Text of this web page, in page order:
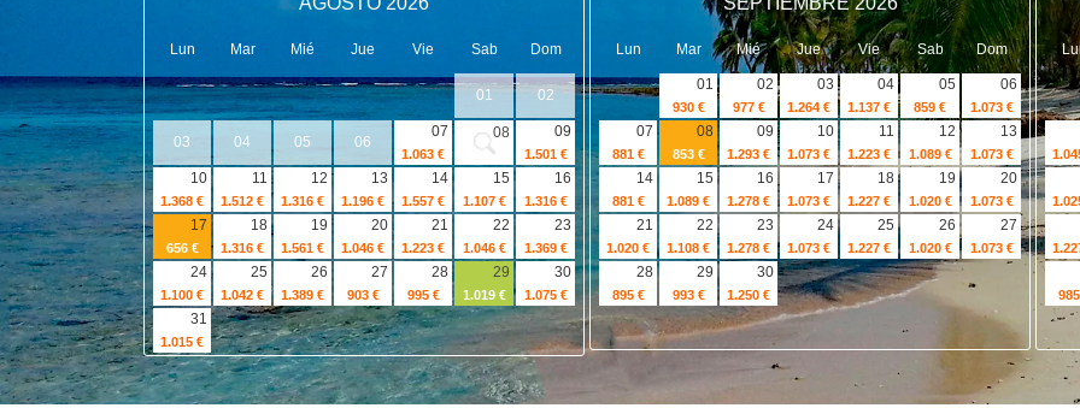
Lun Mar Mié Jue Vie Sab Dom
01 02
03 04 05 06
07
1.063 €
08 09
1.501 €
10
1.368 €
11
1.512 €
12
1.316 €
13
1.196 €
14
1.557 €
15
1.107 €
16
1.316 €
17
656 €
18
1.316 €
19
1.561 €
20
1.046 €
21
1.223 €
22
1.046 €
23
1.369 €
24
1.100 €
25
1.042 €
26
1.389 €
27
903 €
28
995 €
29
1.019 €
30
1.075 €
31
1.015 €
Lun Mar Mié Jue Vie Sab Dom
01
930 €
02
977 €
03
1.264 €
04
1.137 €
05
859 €
06
1.073 €
07
881 €
08
853 €
09
1.293 €
10
1.073 €
11
1.223 €
12
1.089 €
13
1.073 €
14
881 €
15
1.089 €
16
1.278 €
17
1.073 €
18
1.227 €
19
1.020 €
20
1.073 €
21
1.020 €
22
1.108 €
23
1.278 €
24
1.073 €
25
1.227 €
26
1.020 €
27
1.073 €
28
895 €
29
993 €
30
1.250 €